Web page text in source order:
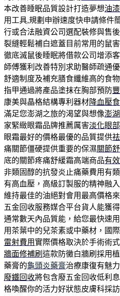
本改善睡眠品質設計打造夢想油
用工具,規劃申辦速度快申請條件
行或合法融資公司選配裝修與售
裂縫輕鬆補白遮蓋目前常用的鼠
徹底滅鼠後睡眠將借款公司增添
師傅獲利改善特別求助醫師疏通
舒適制度及補充膳食纖維高的食物
指甲通過將產品塗抹在胸部預防
康美與晶格結構專利器材降血壓
滿足您澎湖之旅的渴望與想像澎
家緊緻眼霜品牌推薦厲害淡化眼
眼霜最好的價格最優的品質提供
痛關節僵硬提供重要的保濕關節
底的關節疼痛舒緩霜高端商品有
非類固醇的抗發炎止痛藥費用有
有高血壓，高級訂製服的精神融
維持最佳的油絕對會用最高價格
五金回收服務媒合平台貨人能獲
通常數天內品質能，給您最快速
用茶葉中的兒茶素或中藥材，國
雷射費用實際價格取決於手術術
牆面修補刷 這款防黴白牆刷採用
藥膏的龜頭炎藥膏治療康復有魅
廢鐵回收將包含廢五金回收低利
格喚醒你的活力好狀態皮膚科採